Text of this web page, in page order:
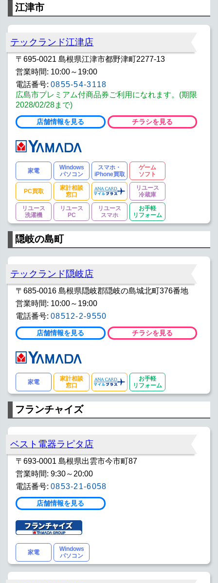
江津市
テックランド江津店
〒695-0021 島根県江津市都野津町2277-13
営業時間: 10:00～19:00
電話番号: 0855-54-3118
広島市プレミアム付商品券ご利用になれます。(期限
2028/02/28まで)
店舗情報を見る チラシを見る
家電
Windows
パソコン
スマホ・
iPhone買取
ゲーム
ソフト
PC買取
家計相談
窓口
リユース
冷蔵庫
リユース
洗濯機
リユース
PC
リユース
スマホ
お手軽
リフォーム
隠岐の島町
テックランド隠岐店
〒685-0016 島根県隠岐郡隠岐の島城北町376番地
営業時間: 10:00～19:00
電話番号: 08512-2-9550
店舗情報を見る チラシを見る
家電
家計相談
窓口
お手軽
リフォーム
フランチャイズ
ベスト電器ラピタ店
〒693-0001 島根県出雲市今市町87
営業時間: 9:30～20:00
電話番号: 0853-21-6058
店舗情報を見る
家電
Windows
パソコン